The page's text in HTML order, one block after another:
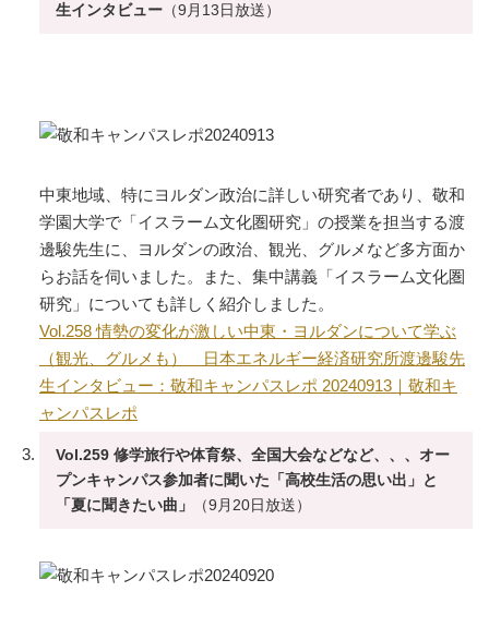
生インタビュー （9月13日放送）
中東地域、特にヨルダン政治に詳しい研究者であり、敬和
学園大学で「イスラーム文化圏研究」の授業を担当する渡
邊駿先生に、ヨルダンの政治、観光、グルメなど多方面か
らお話を伺いました。また、集中講義「イスラーム文化圏
研究」についても詳しく紹介しました。
Vol.258 情勢の変化が激しい中東・ヨルダンについて学ぶ
（観光、グルメも） 日本エネルギー経済研究所渡邊駿先
生インタビュー：敬和キャンパスレポ 20240913｜敬和キ
ャンパスレポ
Vol.259 修学旅行や体育祭、全国大会などなど、、、オー
プンキャンパス参加者に聞いた「高校生活の思い出」と
「夏に聞きたい曲」
（9月20日放送）